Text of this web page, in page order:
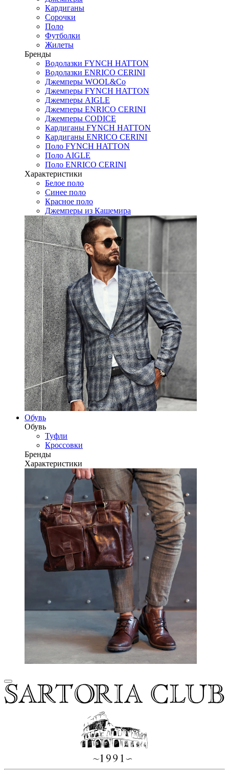
Кардиганы
Сорочки
Поло
Футболки
Жилеты
Бренды
Водолазки FYNCH HATTON
Водолазки ENRICO CERINI
Джемперы WOOL&Co
Джемперы FYNCH HATTON
Джемперы AIGLE
Джемперы ENRICO CERINI
Джемперы CODICE
Кардиганы FYNCH HATTON
Кардиганы ENRICO CERINI
Поло FYNCH HATTON
Поло AIGLE
Поло ENRICO CERINI
Характеристики
Белое поло
Синее поло
Красное поло
Джемперы из Кашемира
Обувь
Обувь
Туфли
Кроссовки
Бренды
Характеристики